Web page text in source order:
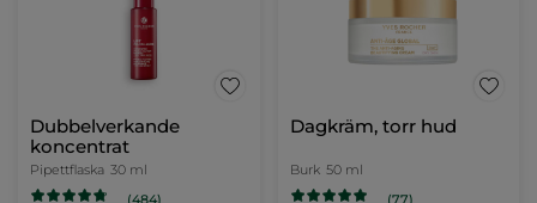
Dubbelverkande
koncentrat
Pipettflaska 30 ml
Dagkräm, torr hud
Burk 50 ml